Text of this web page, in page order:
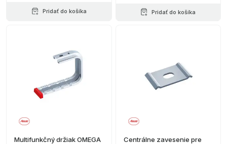
Pridať do košíka Pridať do košíka
Multifunkčný držiak OMEGA
Centrálne zavesenie pre